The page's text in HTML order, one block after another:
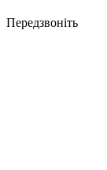
Передзвоніть